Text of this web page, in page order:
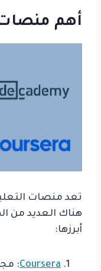
أهم منصات
تعد منصات
هناك العديد من
أبرزها:
Coursera
: